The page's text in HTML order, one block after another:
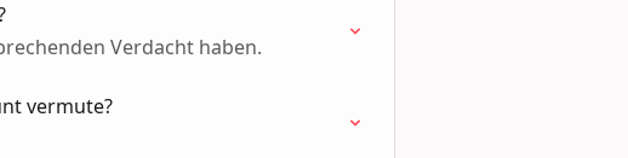
Verdacht haben.
vermute?